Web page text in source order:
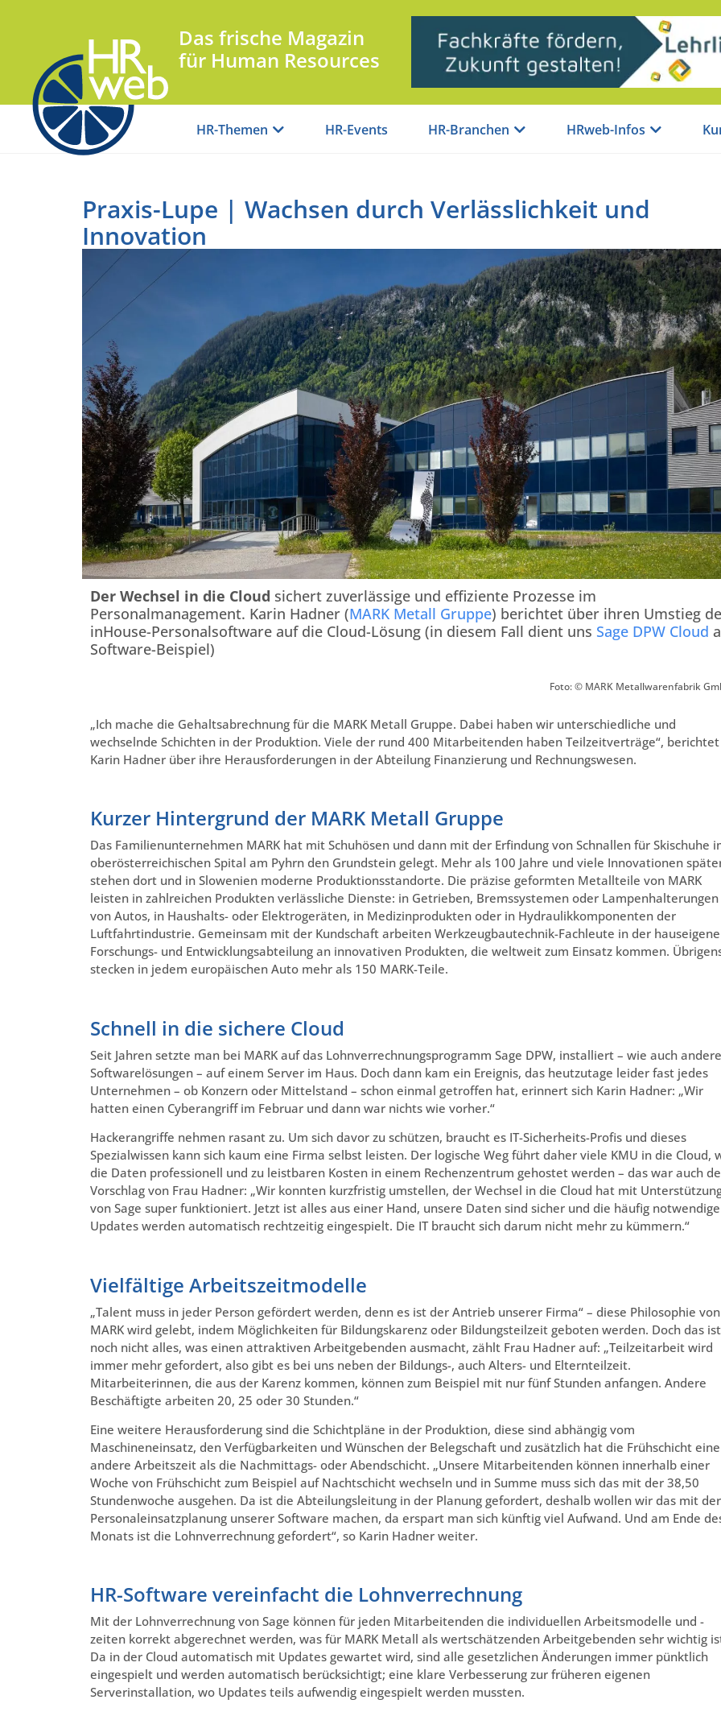
Das frische Magazin
für Human Resources
HR-Themen HR-Events HR-Branchen HRweb-Infos
Praxis-Lupe | Wachsen durch Verlässlichkeit und
Innovation
Der Wechsel in die Cloud sichert zuverlässige und effiziente Prozesse im
Personalmanagement. Karin Hadner (MARK Metall Gruppe) berichtet über ihren Umstieg
inHouse-Personalsoftware auf die Cloud-Lösung (in diesem Fall dient uns Sage DPW Cloud
Software-Beispiel)
Foto: © MARK Metallwarenfabrik
„Ich mache die Gehaltsabrechnung für die MARK Metall Gruppe. Dabei haben wir unterschiedliche und
wechselnde Schichten in der Produktion. Viele der rund 400 Mitarbeitenden haben Teilzeitverträge“, berichtet
Karin Hadner über ihre Herausforderungen in der Abteilung Finanzierung und Rechnungswesen.
Kurzer Hintergrund der MARK Metall Gruppe
Das Familienunternehmen MARK hat mit Schuhösen und dann mit der Erfindung von Schnallen für Skischuhe
oberösterreichischen Spital am Pyhrn den Grundstein gelegt. Mehr als 100 Jahre und viele Innovationen
stehen dort und in Slowenien moderne Produktionsstandorte. Die präzise geformten Metallteile von MARK
leisten in zahlreichen Produkten verlässliche Dienste: in Getrieben, Bremssystemen oder Lampenhalterungen
von Autos, in Haushalts- oder Elektrogeräten, in Medizinprodukten oder in Hydraulikkomponenten der
Luftfahrtindustrie. Gemeinsam mit der Kundschaft arbeiten Werkzeugbautechnik-Fachleute in der
Forschungs- und Entwicklungsabteilung an innovativen Produkten, die weltweit zum Einsatz kommen.
stecken in jedem europäischen Auto mehr als 150 MARK-Teile.
Schnell in die sichere Cloud
Seit Jahren setzte man bei MARK auf das Lohnverrechnungsprogramm Sage DPW, installiert – wie auch andere
Softwarelösungen – auf einem Server im Haus. Doch dann kam ein Ereignis, das heutzutage leider fast jedes
Unternehmen – ob Konzern oder Mittelstand – schon einmal getroffen hat, erinnert sich Karin Hadner: „Wir
hatten einen Cyberangriff im Februar und dann war nichts wie vorher.“
Hackerangriffe nehmen rasant zu. Um sich davor zu schützen, braucht es IT-Sicherheits-Profis und dieses
Spezialwissen kann sich kaum eine Firma selbst leisten. Der logische Weg führt daher viele KMU in die Cloud,
die Daten professionell und zu leistbaren Kosten in einem Rechenzentrum gehostet werden – das war auch
Vorschlag von Frau Hadner: „Wir konnten kurzfristig umstellen, der Wechsel in die Cloud hat mit
von Sage super funktioniert. Jetzt ist alles aus einer Hand, unsere Daten sind sicher und die häufig
Updates werden automatisch rechtzeitig eingespielt. Die IT braucht sich darum nicht mehr zu kümmern.“
Vielfältige Arbeitszeitmodelle
„Talent muss in jeder Person gefördert werden, denn es ist der Antrieb unserer Firma“ – diese Philosophie von
MARK wird gelebt, indem Möglichkeiten für Bildungskarenz oder Bildungsteilzeit geboten werden. Doch das ist
noch nicht alles, was einen attraktiven Arbeitgebenden ausmacht, zählt Frau Hadner auf: „Teilzeitarbeit wird
immer mehr gefordert, also gibt es bei uns neben der Bildungs-, auch Alters- und Elternteilzeit.
Mitarbeiterinnen, die aus der Karenz kommen, können zum Beispiel mit nur fünf Stunden anfangen. Andere
Beschäftigte arbeiten 20, 25 oder 30 Stunden.“
Eine weitere Herausforderung sind die Schichtpläne in der Produktion, diese sind abhängig vom
Maschineneinsatz, den Verfügbarkeiten und Wünschen der Belegschaft und zusätzlich hat die Frühschicht eine
andere Arbeitszeit als die Nachmittags- oder Abendschicht. „Unsere Mitarbeitenden können innerhalb einer
Woche von Frühschicht zum Beispiel auf Nachtschicht wechseln und in Summe muss sich das mit der 38,50
Stundenwoche ausgehen. Da ist die Abteilungsleitung in der Planung gefordert, deshalb wollen wir das mit der
Personaleinsatzplanung unserer Software machen, da erspart man sich künftig viel Aufwand. Und am Ende
Monats ist die Lohnverrechnung gefordert“, so Karin Hadner weiter.
HR-Software vereinfacht die Lohnverrechnung
Mit der Lohnverrechnung von Sage können für jeden Mitarbeitenden die individuellen Arbeitsmodelle und -
zeiten korrekt abgerechnet werden, was für MARK Metall als wertschätzenden Arbeitgebenden sehr wichtig
Da in der Cloud automatisch mit Updates gewartet wird, sind alle gesetzlichen Änderungen immer pünktlich
eingespielt und werden automatisch berücksichtigt; eine klare Verbesserung zur früheren eigenen
Serverinstallation, wo Updates teils aufwendig eingespielt werden mussten.